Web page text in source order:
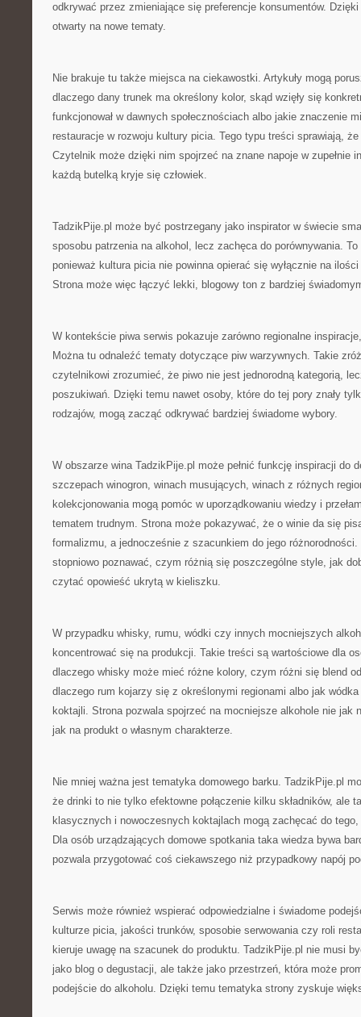
odkrywać przez zmieniające się preferencje konsumentów.
otwarty na nowe tematy.
Nie brakuje tu także miejsca na ciekawostki. Artykuły mogą
dlaczego dany trunek ma określony kolor, skąd wzięły się
funkcjonował w dawnych społecznościach albo jakie znaczenie
restauracje w rozwoju kultury picia. Tego typu treści sprawiają,
Czytelnik może dzięki nim spojrzeć na znane napoje w zupełnie
każdą butelką kryje się człowiek.
TadzikPije.pl może być postrzegany jako inspirator w świecie
sposobu patrzenia na alkohol, lecz zachęca do porównywania.
ponieważ kultura picia nie powinna opierać się wyłącznie na
Strona może więc łączyć lekki, blogowy ton z bardziej
W kontekście piwa serwis pokazuje zarówno regionalne
Można tu odnaleźć tematy dotyczące piw warzywnych. Takie
czytelnikowi zrozumieć, że piwo nie jest jednorodną kategorią,
poszukiwań. Dzięki temu nawet osoby, które do tej pory znały
rodzajów, mogą zacząć odkrywać bardziej świadome wybory.
W obszarze wina TadzikPije.pl może pełnić funkcję inspiracji do
szczepach winogron, winach musujących, winach z różnych
kolekcjonowania mogą pomóc w uporządkowaniu wiedzy i
tematem trudnym. Strona może pokazywać, że o winie da się
formalizmu, a jednocześnie z szacunkiem do jego
stopniowo poznawać, czym różnią się poszczególne style, jak
czytać opowieść ukrytą w kieliszku.
W przypadku whisky, rumu, wódki czy innych mocniejszych
koncentrować się na produkcji. Takie treści są wartościowe dla
dlaczego whisky może mieć różne kolory, czym różni się blend
dlaczego rum kojarzy się z określonymi regionami albo jak
koktajli. Strona pozwala spojrzeć na mocniejsze alkohole nie jak
jak na produkt o własnym charakterze.
Nie mniej ważna jest tematyka domowego barku. TadzikPije.pl
że drinki to nie tylko efektowne połączenie kilku składników, ale
klasycznych i nowoczesnych koktajlach mogą zachęcać do
Dla osób urządzających domowe spotkania taka wiedza bywa
pozwala przygotować coś ciekawszego niż przypadkowy napój
Serwis może również wspierać odpowiedzialne i świadome
kulturze picia, jakości trunków, sposobie serwowania czy roli
kieruje uwagę na szacunek do produktu. TadzikPije.pl nie musi
jako blog o degustacji, ale także jako przestrzeń, która może
podejście do alkoholu. Dzięki temu tematyka strony zyskuje